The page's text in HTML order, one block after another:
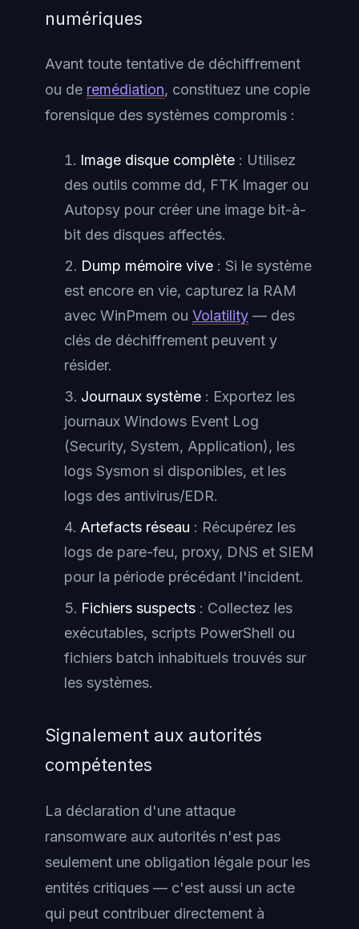
numériques
Avant toute tentative de déchiffrement
ou de remédiation, constituez une copie
forensique des systèmes compromis :
Image disque complète : Utilisez
des outils comme dd, FTK Imager ou
Autopsy pour créer une image bit-à-
bit des disques affectés.
Dump mémoire vive : Si le système
est encore en vie, capturez la RAM
avec WinPmem ou Volatility — des
clés de déchiffrement peuvent y
résider.
Journaux système : Exportez les
journaux Windows Event Log
(Security, System, Application), les
logs Sysmon si disponibles, et les
logs des antivirus/EDR.
Artefacts réseau : Récupérez les
logs de pare-feu, proxy, DNS et SIEM
pour la période précédant l'incident.
Fichiers suspects : Collectez les
exécutables, scripts PowerShell ou
fichiers batch inhabituels trouvés sur
les systèmes.
Signalement aux autorités
compétentes
La déclaration d'une attaque
ransomware aux autorités n'est pas
seulement une obligation légale pour les
entités critiques — c'est aussi un acte
qui peut contribuer directement à